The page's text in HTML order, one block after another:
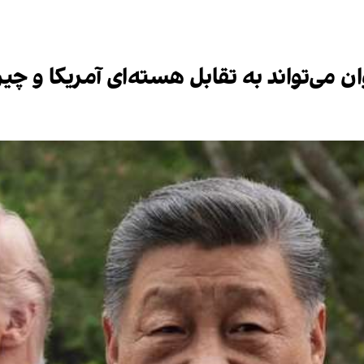
می‌تواند به تقابل هسته‌ای آمریکا و